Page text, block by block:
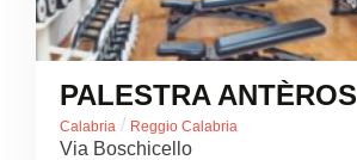
PALESTRA ANTÈROS
Calabria / Reggio Calabria
Via Boschicello